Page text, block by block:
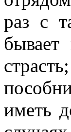
раз с
иметь